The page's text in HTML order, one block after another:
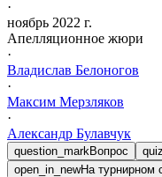
·
ноябрь 2022 г.
Апелляционное жюри
·
Владислав Белоногов
·
Максим Мерзляков
·
Александр Булавчук
question_mark Вопрос quiz
open_in_newНа турнирном